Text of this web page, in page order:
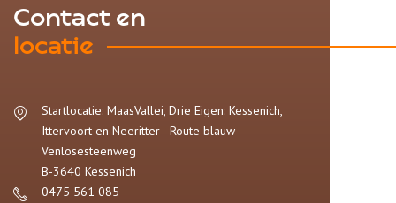
Contact en
locatie
Startlocatie: MaasVallei, Drie Eigen: Kessenich,
Ittervoort en Neeritter - Route blauw
Venlosesteenweg
B-3640 Kessenich
0475 561 085